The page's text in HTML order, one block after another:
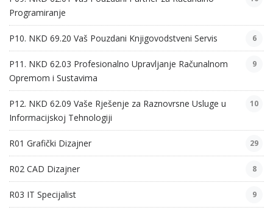
Programiranje
P10. NKD 69.20 Vaš Pouzdani Knjigovodstveni Servis 6
P11. NKD 62.03 Profesionalno Upravljanje Računalnom
Opremom i Sustavima
9
P12. NKD 62.09 Vaše Rješenje za Raznovrsne Usluge u
Informacijskoj Tehnologiji
10
R01 Grafički Dizajner 29
R02 CAD Dizajner 8
R03 IT Specijalist 9